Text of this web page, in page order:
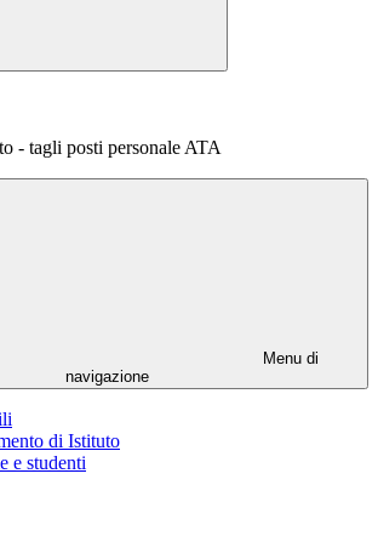
- tagli posti personale ATA
Menu di
navigazione
di Istituto
e studenti